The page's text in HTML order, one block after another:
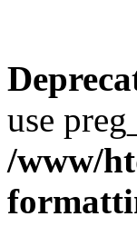
use
/www/